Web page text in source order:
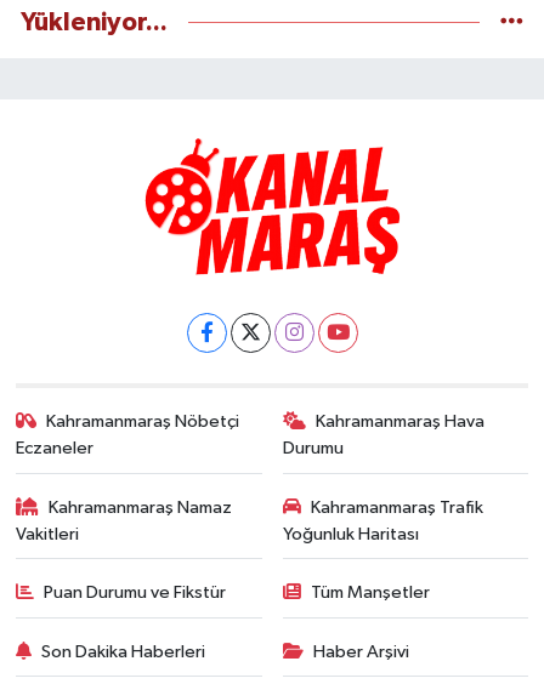
Yükleniyor...
Kahramanmaraş Nöbetçi
Eczaneler
Kahramanmaraş Hava
Durumu
Kahramanmaraş Namaz
Vakitleri
Kahramanmaraş Trafik
Yoğunluk Haritası
Puan Durumu ve Fikstür Tüm Manşetler
Son Dakika Haberleri Haber Arşivi